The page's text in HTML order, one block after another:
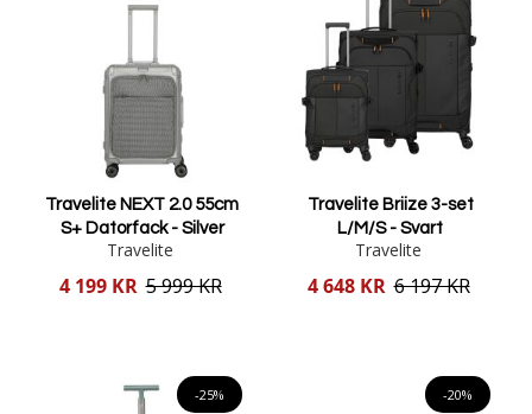
Travelite NEXT 2.0 55cm
S+ Datorfack - Silver
Travelite
Reducerat
4 199 KR 5 999 KR
Travelite Briize 3-set
L/M/S - Svart
Travelite
Reducerat
4 648 KR 6 197 KR
-25% -20%